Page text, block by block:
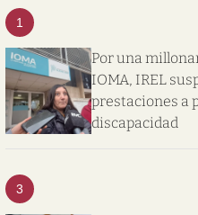
1
Por una
IOMA, IREL
prestaciones a
discapacidad
3